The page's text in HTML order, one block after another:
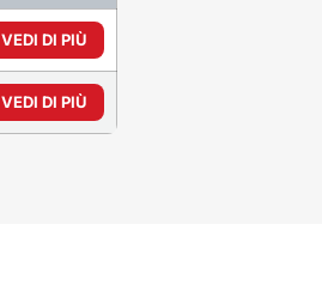
VEDI DI PIÙ
VEDI DI PIÙ